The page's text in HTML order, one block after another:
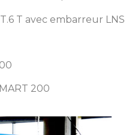
T avec embarreur LNS
200